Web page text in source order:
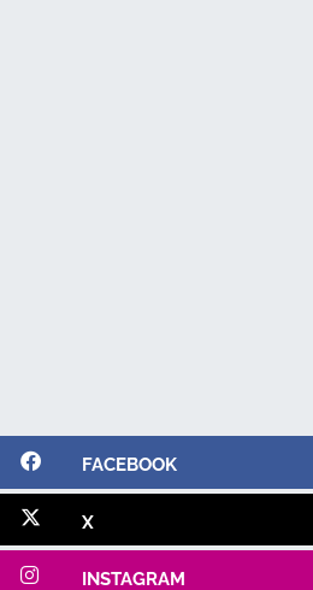
FACEBOOK
X
INSTAGRAM